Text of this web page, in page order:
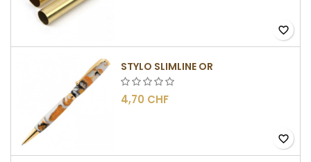
favorite_border
STYLO SLIMLINE OR
4,70 CHF
favorite_border